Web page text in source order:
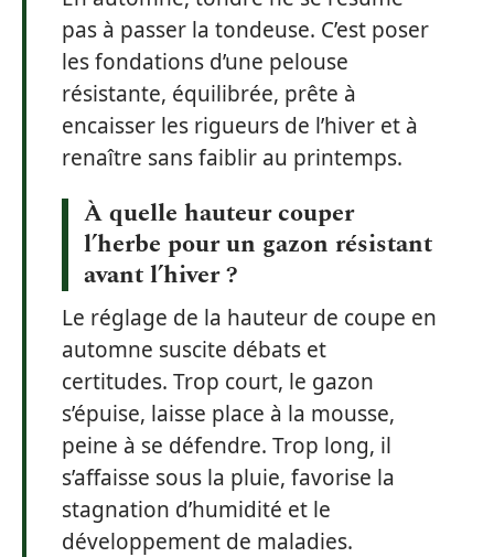
pas à passer la tondeuse. C’est poser
les fondations d’une pelouse
résistante, équilibrée, prête à
encaisser les rigueurs de l’hiver et à
renaître sans faiblir au printemps.
À quelle hauteur couper
l’herbe pour un gazon résistant
avant l’hiver ?
Le réglage de la hauteur de coupe en
automne suscite débats et
certitudes. Trop court, le gazon
s’épuise, laisse place à la mousse,
peine à se défendre. Trop long, il
s’affaisse sous la pluie, favorise la
stagnation d’humidité et le
développement de maladies.